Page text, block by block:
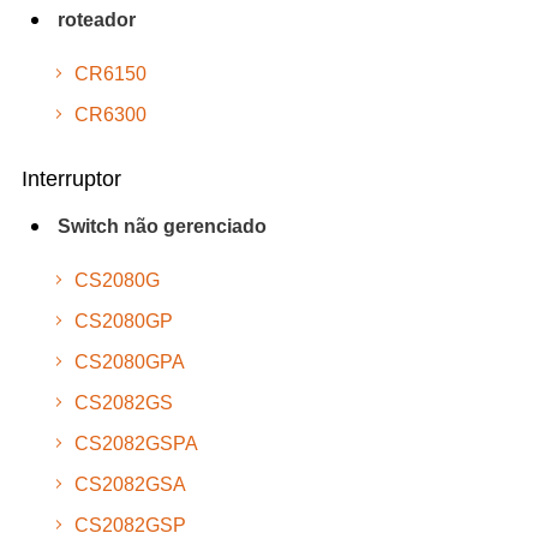
roteador
CR6150
CR6300
Interruptor
Switch não gerenciado
CS2080G
CS2080GP
CS2080GPA
CS2082GS
CS2082GSPA
CS2082GSA
CS2082GSP